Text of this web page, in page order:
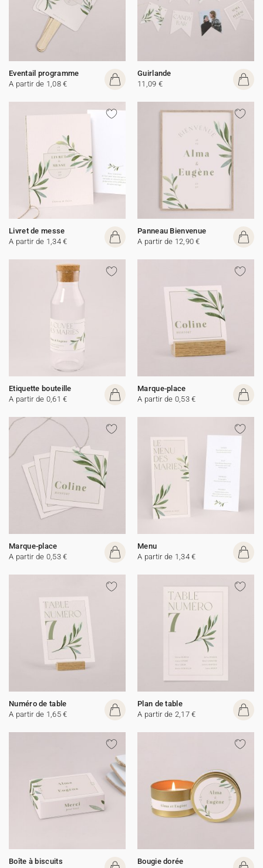
Eventail programme
A partir de 1,08 €
Guirlande
11,09 €
Livret de messe
A partir de 1,34 €
Panneau Bienvenue
A partir de 12,90 €
Etiquette bouteille
A partir de 0,61 €
Marque-place
A partir de 0,53 €
Marque-place
A partir de 0,53 €
Menu
A partir de 1,34 €
Numéro de table
A partir de 1,65 €
Plan de table
A partir de 2,17 €
Boîte à biscuits
Bougie dorée